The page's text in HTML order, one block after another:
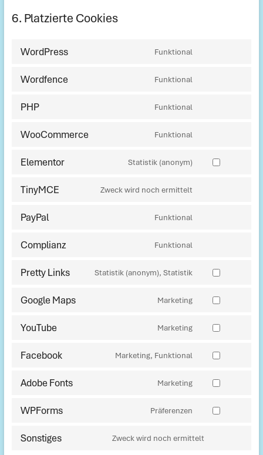
6. Platzierte Cookies
WordPress Funktional
Wordfence Funktional
PHP Funktional
WooCommerce Funktional
service
Elementor Statistik (anonym)
Consent
TinyMCE Zweck wird noch ermittelt
PayPal Funktional
Complianz Funktional
service
Pretty Links Statistik (anonym), Statistik
Consent
service
links
Google Maps Marketing
Consent
service
maps
YouTube Marketing
Consent
service
Facebook Marketing, Funktional
Consent
service
Adobe Fonts Marketing
Consent
service
fonts
WPForms Präferenzen
Consent
service
Sonstiges Zweck wird noch ermittelt